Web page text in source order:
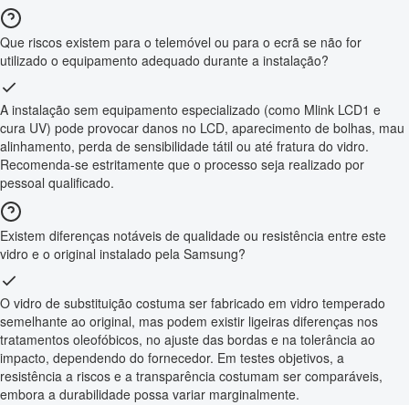
Que riscos existem para o telemóvel ou para o ecrã se não for
utilizado o equipamento adequado durante a instalação?
A instalação sem equipamento especializado (como Mlink LCD1 e
cura UV) pode provocar danos no LCD, aparecimento de bolhas, mau
alinhamento, perda de sensibilidade tátil ou até fratura do vidro.
Recomenda-se estritamente que o processo seja realizado por
pessoal qualificado.
Existem diferenças notáveis de qualidade ou resistência entre este
vidro e o original instalado pela Samsung?
O vidro de substituição costuma ser fabricado em vidro temperado
semelhante ao original, mas podem existir ligeiras diferenças nos
tratamentos oleofóbicos, no ajuste das bordas e na tolerância ao
impacto, dependendo do fornecedor. Em testes objetivos, a
resistência a riscos e a transparência costumam ser comparáveis,
embora a durabilidade possa variar marginalmente.